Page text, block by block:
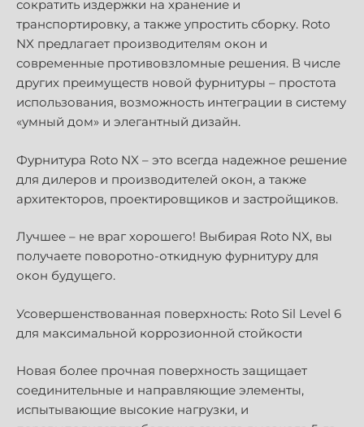
сократить издержки на хранение и
транспортировку, а также упростить сборку. Roto
NX предлагает производителям окон и
современные противовзломные решения. В числе
других преимуществ новой фурнитуры – простота
использования, возможность интеграции в систему
«умный дом» и элегантный дизайн.
Фурнитура Roto NX – это всегда надежное решение
для дилеров и производителей окон, а также
архитекторов, проектировщиков и застройщиков.
Лучшее – не враг хорошего! Выбирая Roto NX, вы
получаете поворотно-откидную фурнитуру для
окон будущего.
Усовершенствованная поверхность: Roto Sil Level 6
для максимальной коррозионной стойкости
Новая более прочная поверхность защищает
соединительные и направляющие элементы,
испытывающие высокие нагрузки, и